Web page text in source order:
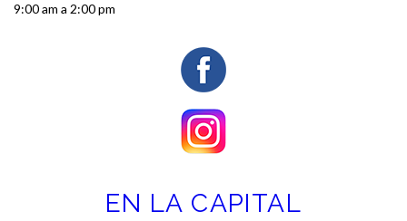
9:00 am a 2:00 pm
EN LA CAPITAL